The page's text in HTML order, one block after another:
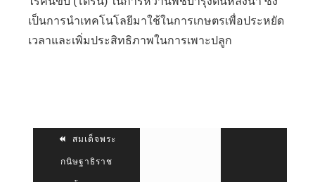
เป็นการนำเทคโนโลยีมาใช้ในการเกษตรเพื่อประหยัด
เวลาและเพิ่มประสิทธิภาพในการเพาะปลูก
สมเด็จพระ
กนิษฐาธิราช